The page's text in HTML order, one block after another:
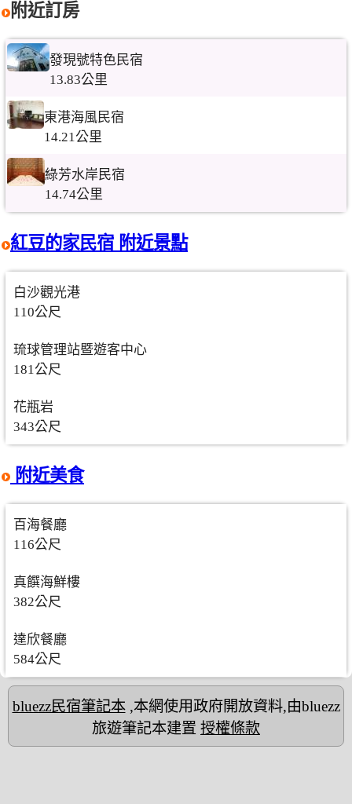
附近訂房
發現號特色民宿
13.83公里
東港海風民宿
14.21公里
綠芳水岸民宿
14.74公里
紅豆的家民宿 附近景點
白沙觀光港
110公尺
琉球管理站暨遊客中心
181公尺
花瓶岩
343公尺
附近美食
百海餐廳
116公尺
真饌海鮮樓
382公尺
達欣餐廳
584公尺
bluezz民宿筆記本,本網使用政府開放資料,由bluezz
旅遊筆記本建置 授權條款